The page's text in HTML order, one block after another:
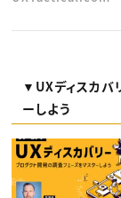
▼UXディスカバ
ーしよう